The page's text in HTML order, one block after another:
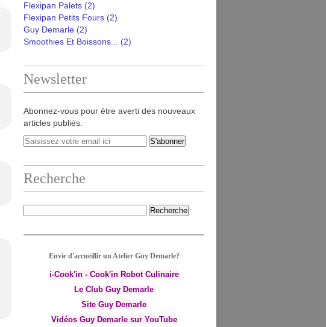
Flexipan Palets (2)
Flexipan Petits Fours (2)
Guy Demarle (2)
Smoothies Et Boissons...
(2)
Newsletter
Abonnez-vous pour être averti des nouveaux
articles publiés.
Recherche
Envie d'accueillir un Atelier Guy Demarle?
i-Cook'in - Cook'in Robot Culinaire
Le Club Guy Demarle
Site Guy Demarle
Vidéos Guy Demarle sur YouTube